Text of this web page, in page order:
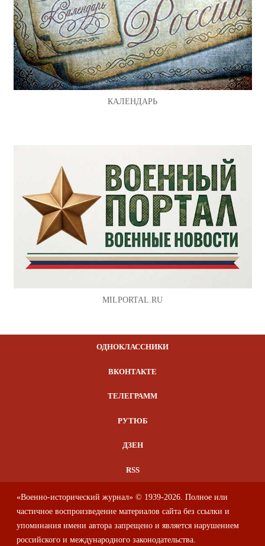
КАЛЕНДАРЬ
MILPORTAL.RU
ОДНОКЛАССНИКИ
ВКОНТАКТЕ
ТЕЛЕГРАММ
РУТЮБ
ДЗЕН
RSS
«Военно-исторический журнал» © 1939-2026. Полное или
частичное воспроизведение материалов сайта без ссылки и
упоминания имени автора запрещено и является нарушением
российского и международного законодательства.